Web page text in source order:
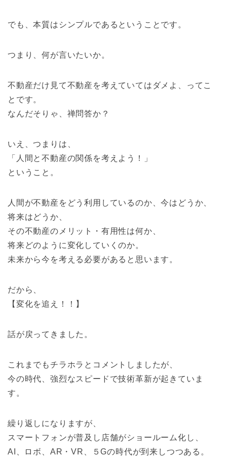
でも、本質はシンプルであるということです。
つまり、何が言いたいか。
不動産だけ見て不動産を考えていてはダメよ、ってこ
とです。
なんだそりゃ、禅問答か？
いえ、つまりは、
「人間と不動産の関係を考えよう！」
ということ。
人間が不動産をどう利用しているのか、今はどうか、
将来はどうか、
その不動産のメリット・有用性は何か、
将来どのように変化していくのか。
未来から今を考える必要があると思います。
だから、
【変化を追え！！】
話が戻ってきました。
これまでもチラホラとコメントしましたが、
今の時代、強烈なスピードで技術革新が起きていま
す。
繰り返しになりますが、
スマートフォンが普及し店舗がショールーム化し、
AI、ロボ、AR・VR、５Gの時代が到来しつつある。